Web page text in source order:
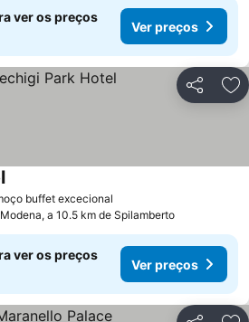
ver os preços
Ver preços
Partilhar
buffet excecional
Modena, a 10.5 km de Spilamberto
ver os preços
Ver preços